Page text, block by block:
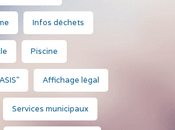
Infos déchets
Piscine
Affichage légal
Services municipaux